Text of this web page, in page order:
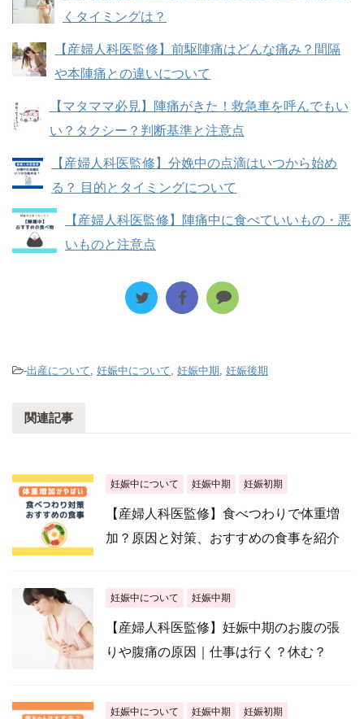
くタイミングは？
【産婦人科医監修】前駆陣痛はどんな痛み？間隔
や本陣痛との違いについて
【マタママ必見】陣痛がきた！救急車を呼んでもい
い？タクシー？判断基準と注意点
【産婦人科医監修】分娩中の点滴はいつから始め
る？ 目的とタイミングについて
【産婦人科医監修】陣痛中に食べていいもの・悪
いものと注意点
-出産について 妊娠中について 妊娠中期 妊娠後期
関連記事
妊娠中について 妊娠中期 妊娠初期
【産婦人科医監修】食べつわりで体重増
加？原因と対策、おすすめの食事を紹介
妊娠中について 妊娠中期
【産婦人科医監修】妊娠中期のお腹の張
りや腹痛の原因｜仕事は行く？休む？
妊娠中について 妊娠中期 妊娠初期